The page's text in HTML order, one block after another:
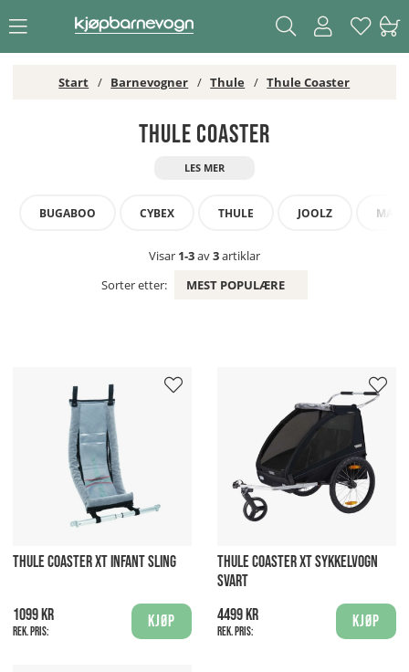
Start Barnevogner Thule Thule Coaster
Thule Coaster
BUGABOO CYBEX THULE JOOLZ
Visar 1-3av3artiklar
Sorter etter:
MEST POPULÆRE
THULE COASTER XT INFANT SLING
1099 kr
Rek. pris:
Kjøp
THULE COASTER XT SYKKELVOGN
SVART
4499 kr
Rek. pris:
Kjøp